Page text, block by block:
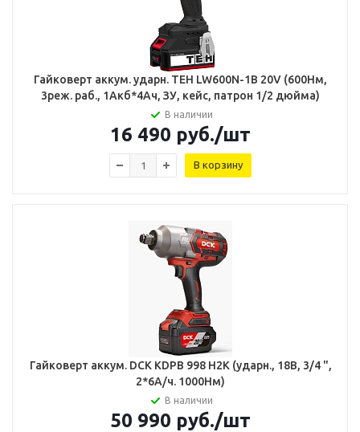
Гайковерт аккум. ударн. TEH LW600N-1B 20V (600Нм,
3реж. раб., 1Акб*4Ач, ЗУ, кейс, патрон 1/2 дюйма)
В наличии
16 490 руб./шт
В корзину
Гайковерт аккум. DCK KDPB 998 H2K (ударн., 18В, 3/4 ",
2*6А/ч. 1000Нм)
В наличии
50 990 руб./шт